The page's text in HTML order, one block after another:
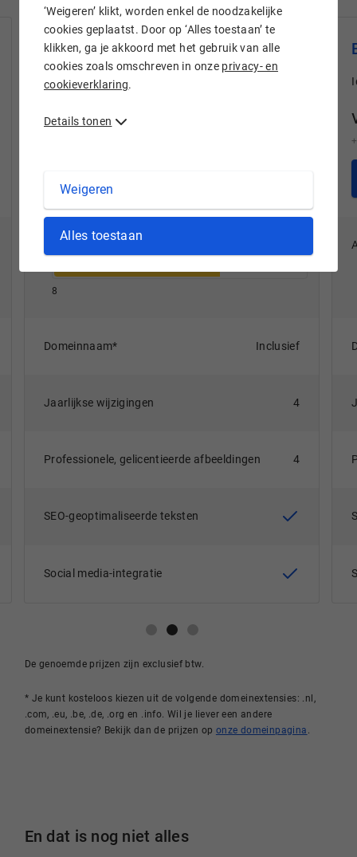
‘Weigeren’ klikt, worden enkel de noodzakelijke
cookies geplaatst. Door op ‘Alles toestaan’ te
klikken, ga je akkoord met het gebruik van alle
cookies zoals omschreven in onze privacy- en
cookieverklaring.
Details tonen
Weigeren
Alles toestaan
Business MEEST GEKOZEN
Perfect voor bedrijven
v.a. 59,99
8
Domeinnaam* Inclusief
Jaarlijkse wijzigingen 4
Professionele, gelicentieerde afbeeldingen 4
SEO-geoptimaliseerde teksten
Social media-integratie
De genoemde prijzen zijn exclusief btw.
* Je kunt kosteloos kiezen uit de volgende domeinextensies: .nl,
.com, .eu, .be, .de, .org en .info. Wil je liever een andere
domeinextensie? Bekijk dan de prijzen op onze domeinpagina .
En dat is nog niet alles